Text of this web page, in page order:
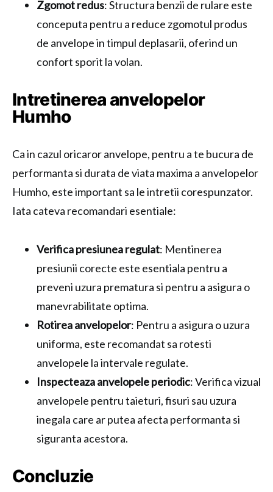
Zgomot redus: Structura benzii de rulare este
conceputa pentru a reduce zgomotul produs
de anvelope in timpul deplasarii, oferind un
confort sporit la volan.
Intretinerea anvelopelor
Humho
Ca in cazul oricaror anvelope, pentru a te bucura de
performanta si durata de viata maxima a anvelopelor
Humho, este important sa le intretii corespunzator.
Iata cateva recomandari esentiale:
Verifica presiunea regulat: Mentinerea
presiunii corecte este esentiala pentru a
preveni uzura prematura si pentru a asigura o
manevrabilitate optima.
Rotirea anvelopelor: Pentru a asigura o uzura
uniforma, este recomandat sa rotesti
anvelopele la intervale regulate.
Inspecteaza anvelopele periodic: Verifica vizual
anvelopele pentru taieturi, fisuri sau uzura
inegala care ar putea afecta performanta si
siguranta acestora.
Concluzie